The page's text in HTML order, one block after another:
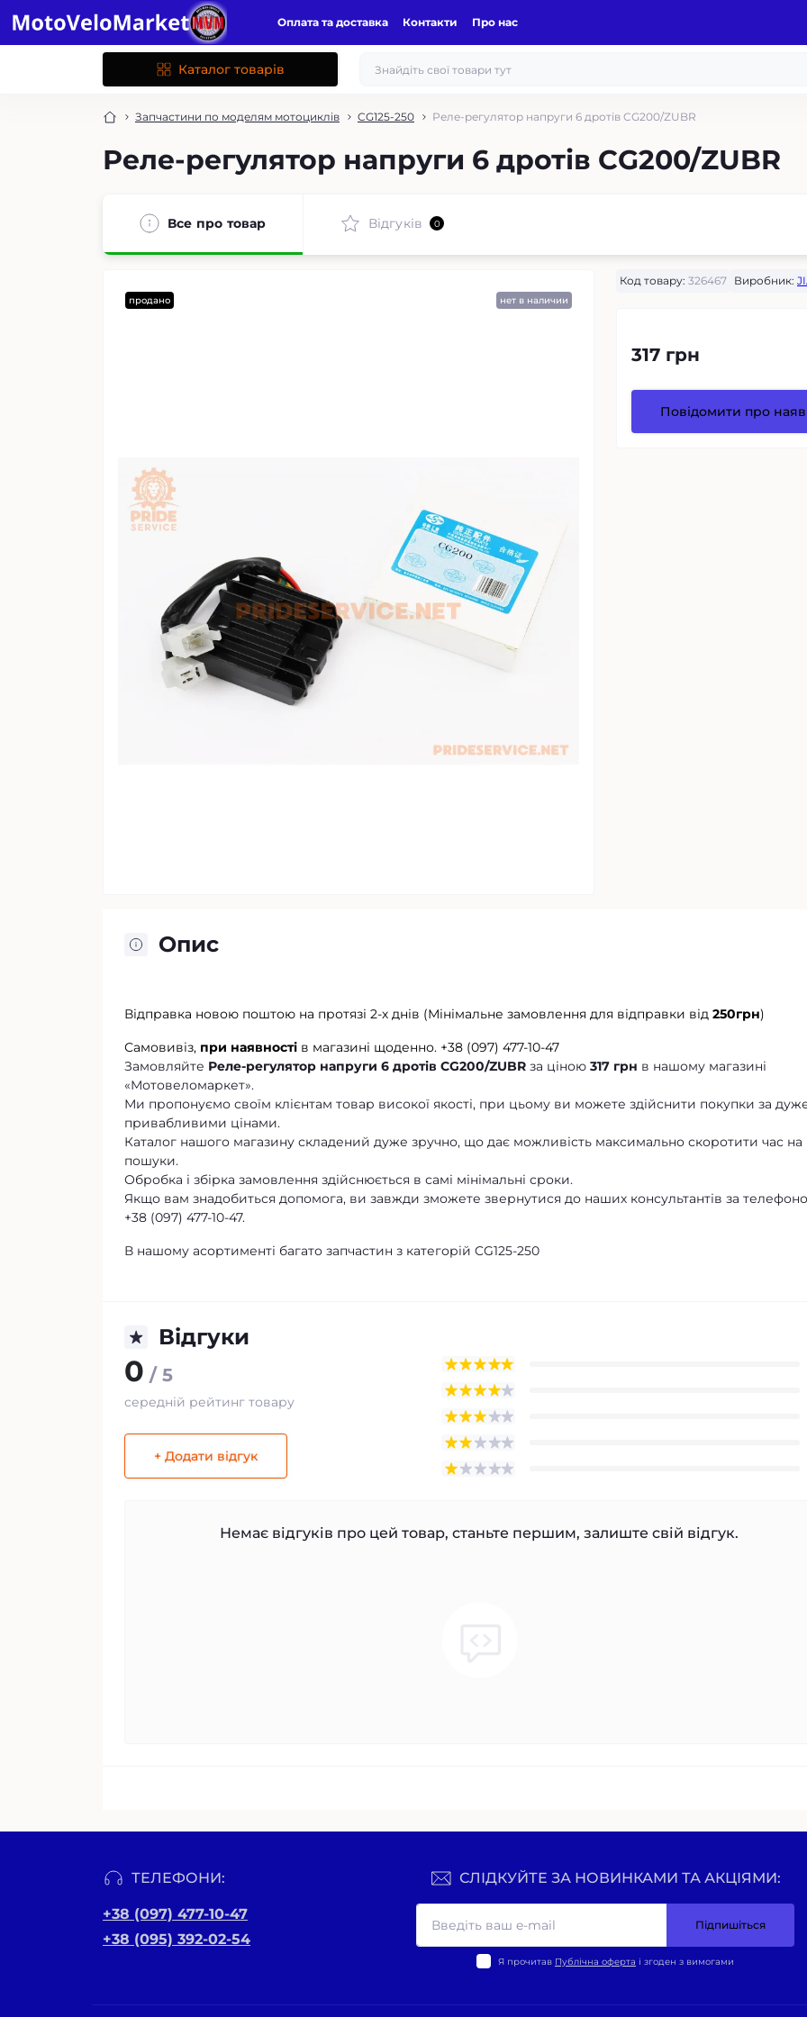
Оплата та доставка Контакти Про нас
Каталог товарів
Запчастини по моделям мотоциклів CG125-250 Реле-регулятор напруги 6 дротів CG200/ZUBR
Реле-регулятор напруги 6 дротів CG200/ZUBR
Все про товар Відгуків 0
продано нет в наличии
Код товару: 326467 Виробник:
317 грн
Повідомити про
Опис
Відправка новою поштою на протязі 2-х днів (Мінімальне замовлення для відправки від 250грн)
Самовивіз, при наявності в магазині щоденно. +38 (097) 477-10-47
Замовляйте Реле-регулятор напруги 6 дротів CG200/ZUBR за ціною 317 грн в нашому магазині
«Мотовеломаркет».
Ми пропонуємо своїм клієнтам товар високої якості, при цьому ви можете здійснити покупки за
привабливими цінами.
Каталог нашого магазину складений дуже зручно, що дає можливість максимально скоротити час на
пошуки.
Обробка і збірка замовлення здійснюється в самі мінімальні сроки.
Якщо вам знадобиться допомога, ви завжди зможете звернутися до наших консультантів за
+38 (097) 477-10-47.
В нашому асортименті багато запчастин з категорій CG125-250
Відгуки
0 / 5
середній рейтинг товару
+ Додати відгук
Немає відгуків про цей товар, станьте першим, залиште свій відгук.
ТЕЛЕФОНИ:
+38 (097) 477-10-47
+38 (095) 392-02-54
СЛІДКУЙТЕ ЗА НОВИНКАМИ ТА АКЦІЯМИ:
Підпишіться
Я прочитав Публічна оферта і згоден з вимогами